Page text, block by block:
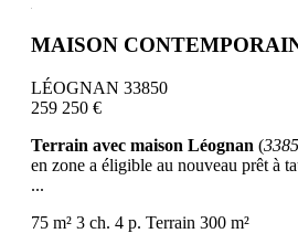
MAISON
LÉOGNAN 33850
259 250 €
Terrain avec maison Léognan (
en zone a éligible au nouveau prêt à
...
75 m² 3 ch. 4 p. Terrain 300 m²